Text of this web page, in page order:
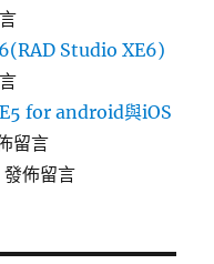
Studio XE6)
for android與iOS
留言
發佈留言